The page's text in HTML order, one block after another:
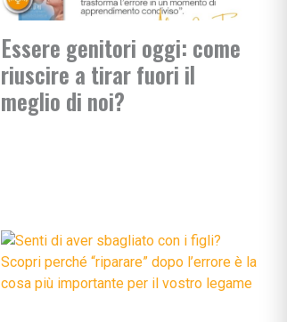
Essere genitori oggi: come
riuscire a tirar fuori il
meglio di noi?